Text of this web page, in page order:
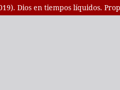
Dios en tiempos líquidos.